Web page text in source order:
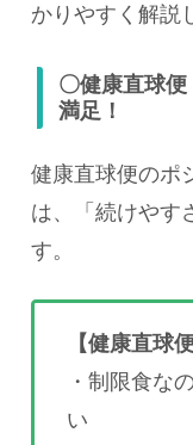
かりやすく解説
〇健康直球
満足！
健康直球便のポ
は、「続けやす
す。
【健康直球
・制限食な
い